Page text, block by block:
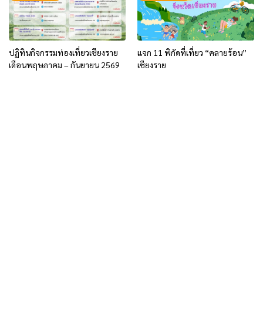
มิ.ย.69
ปฏิทินกิจกรรมท่องเที่ยวเชียงราย
เดือนพฤษภาคม – กันยายน 2569
แจก 11 พิกัดที่เที่ยว “คลายร้อน”
เชียงราย